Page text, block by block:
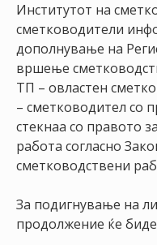
КАКО
ДА
СТАНАМ
ЧЛЕН
НАСТАНИ
КОНТАКТ
ЗА
ЧЛЕНОВИ
Институтот на
сметководители
дополнување на
вршење
ТП – овластен
– сметководител со
стекнаа со правото
работа согласно
сметководствени
За подигнување на
продолжение ќе